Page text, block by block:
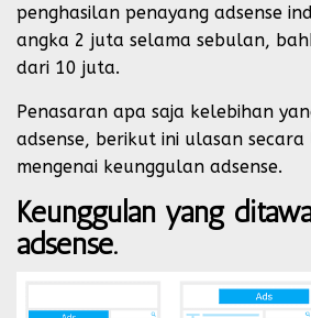
penghasilan penayang adsense
angka 2 juta selama sebulan,
dari 10 juta.
Penasaran apa saja kelebihan
adsense, berikut ini ulasan
mengenai keunggulan adsense.
Keunggulan yang
adsense.